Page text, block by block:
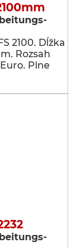
2100. Dĺžka
Rozsah
Plne